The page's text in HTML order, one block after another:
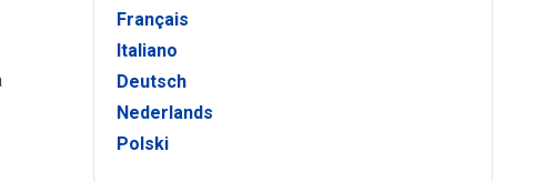
Français
Italiano
Deutsch
Nederlands
Polski